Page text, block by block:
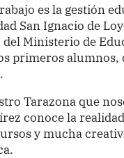
es la gestión
San Ignacio de
Ministerio de
primeros
Tarazona que
conoce la
y mucha